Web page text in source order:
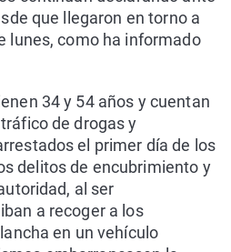
que llegaron en torno a
lunes, como ha informado
34 y 54 años y cuentan
de drogas y
el primer día de los
delitos de encubrimiento y
al ser
a recoger a los
en un vehículo